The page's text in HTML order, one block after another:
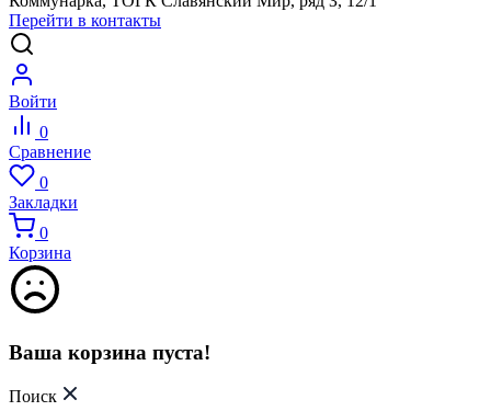
Перейти в контакты
Войти
0
Сравнение
0
Закладки
0
Корзина
Ваша корзина пуста!
Поиск